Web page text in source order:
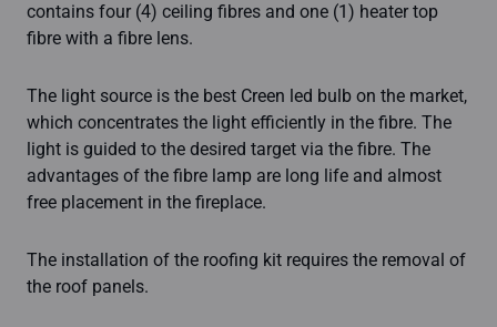
contains four (4) ceiling fibres and one (1) heater top
fibre with a fibre lens.
The light source is the best Creen led bulb on the market,
which concentrates the light efficiently in the fibre. The
light is guided to the desired target via the fibre. The
advantages of the fibre lamp are long life and almost
free placement in the fireplace.
The installation of the roofing kit requires the removal of
the roof panels.